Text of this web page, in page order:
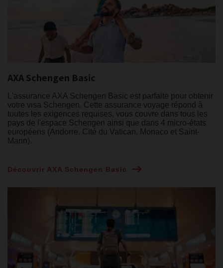
AXA Schengen Basic
L'assurance AXA Schengen Basic est parfaite pour obtenir
votre visa Schengen. Cette assurance voyage répond à
toutes les exigences requises, vous couvre dans tous les
pays de l'espace Schengen ainsi que dans 4 micro-états
européens (Andorre, Cité du Vatican, Monaco et Saint-
Marin).
Découvrir AXA Schengen Basic